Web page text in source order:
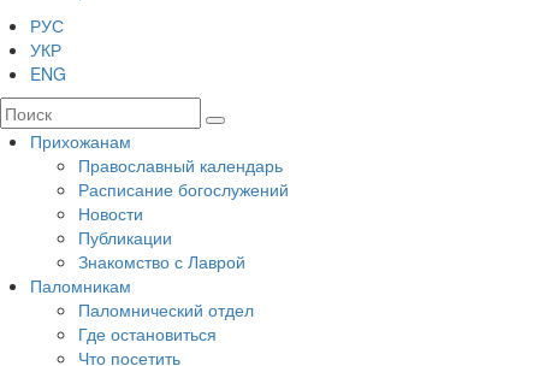
РУС
УКР
ENG
Прихожанам
Православный календарь
Расписание богослужений
Новости
Публикации
Знакомство с Лаврой
Паломникам
Паломнический отдел
Где остановиться
Что посетить